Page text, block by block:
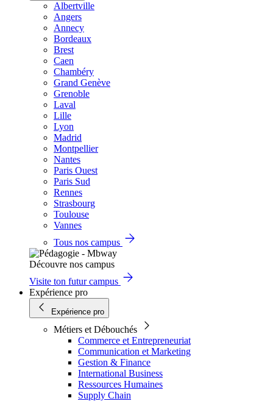
Albertville
Angers
Annecy
Bordeaux
Brest
Caen
Chambéry
Grand Genève
Grenoble
Laval
Lille
Lyon
Madrid
Montpellier
Nantes
Paris Ouest
Paris Sud
Rennes
Strasbourg
Toulouse
Vannes
Tous nos campus
Découvre nos campus
Visite ton futur campus
Expérience pro
Expérience pro
Métiers et Débouchés
Commerce et Entrepreneuriat
Communication et Marketing
Gestion & Finance
International Business
Ressources Humaines
Supply Chain